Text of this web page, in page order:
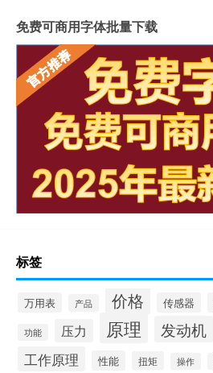
免费可商用字体批量下载
标签
万用表 产品 价格 传感器
功能 压力 原理 发动机
工作原理 性能 扭矩 操作